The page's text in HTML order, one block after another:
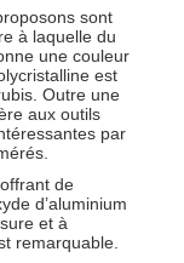
sont
à laquelle du
une couleur
est
Outre une
aux outils
par
de
d’aluminium
et à
remarquable.